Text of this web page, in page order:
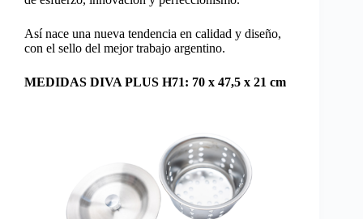
Así nace una nueva tendencia en calidad y diseño,
con el sello del mejor trabajo argentino.
MEDIDAS DIVA PLUS H71: 70 x 47,5 x 21 cm